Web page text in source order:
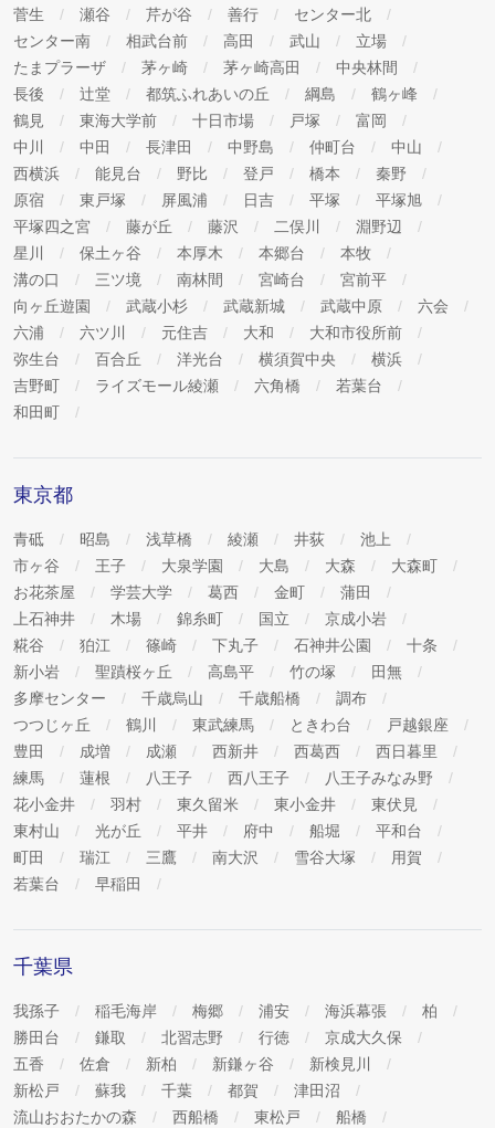
菅生 瀬谷 芹が谷 善行
センター北
センター南
相武台前 高田 武山
立場
たまプラーザ
茅ヶ崎 茅ヶ崎高田
中央林間
長後
辻堂 都筑ふれあいの丘 綱島
鶴ヶ峰
鶴見
東海大学前 十日市場 戸塚
富岡
中川
中田 長津田 中野島 仲町台
中山
西横浜
能見台 野比 登戸 橋本
秦野
原宿
東戸塚 屏風浦 日吉 平塚
平塚旭
平塚四之宮
藤が丘 藤沢 二俣川
淵野辺
星川
保土ヶ谷 本厚木 本郷台
本牧
溝の口
三ツ境 南林間 宮崎台
宮前平
向ヶ丘遊園
武蔵小杉 武蔵新城 武蔵中原
六会
六浦
六ツ川 元住吉 大和
大和市役所前
弥生台
百合丘 洋光台 横須賀中央
横浜
吉野町
ライズモール綾瀬 六角橋
若葉台
和田町
東京都
青砥 昭島 浅草橋 綾瀬 井荻
池上
市ヶ谷
王子 大泉学園 大島 大森
大森町
お花茶屋
学芸大学 葛西 金町
蒲田
上石神井
木場 錦糸町 国立
京成小岩
糀谷
狛江 篠崎 下丸子 石神井公園
十条
新小岩
聖蹟桜ヶ丘 高島平 竹の塚
田無
多摩センター
千歳烏山 千歳船橋
調布
つつじヶ丘
鶴川 東武練馬 ときわ台
戸越銀座
豊田
成増 成瀬 西新井 西葛西
西日暮里
練馬
蓮根 八王子 西八王子
八王子みなみ野
花小金井
羽村 東久留米 東小金井
東伏見
東村山
光が丘 平井 府中 船堀
平和台
町田
瑞江 三鷹 南大沢 雪谷大塚
用賀
若葉台
早稲田
千葉県
我孫子 稲毛海岸 梅郷 浦安 海浜幕張
柏
勝田台
鎌取 北習志野 行徳
京成大久保
五香
佐倉 新柏 新鎌ヶ谷
新検見川
新松戸
蘇我 千葉 都賀
津田沼
流山おおたかの森
西船橋 東松戸
船橋